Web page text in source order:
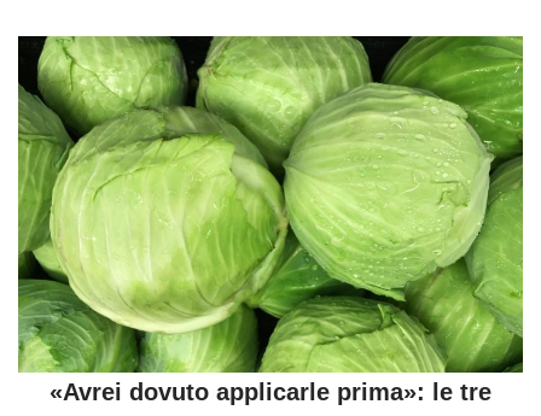
«Avrei dovuto applicarle prima»: le tre